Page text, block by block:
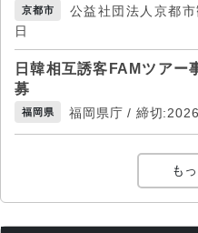
京都市
公益社団法人京都
日
日韓相互誘客FAMツアー
募
福岡県 福岡県庁 / 締切
も